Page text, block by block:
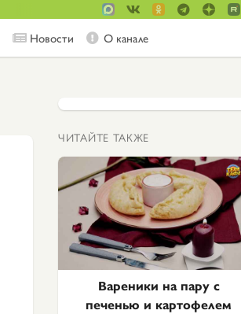
Новости О канале
ЧИТАЙТЕ ТАКЖЕ
Вареники на пару с
печенью и картофелем